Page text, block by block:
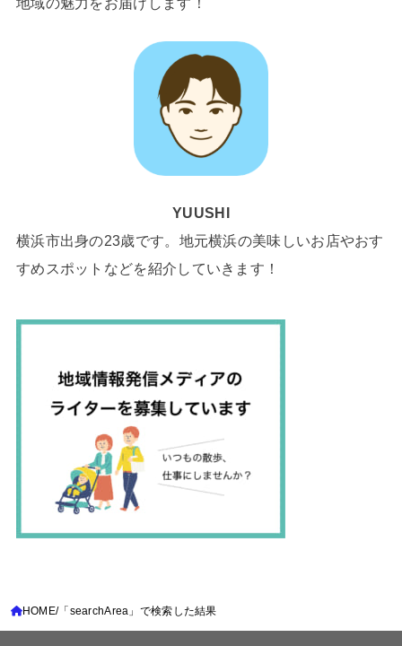
YUUSHI
横浜市出身の23歳です。地元横浜の美味しいお店やおす
すめスポットなどを紹介していきます！
HOME 「searchArea」で検索した結果